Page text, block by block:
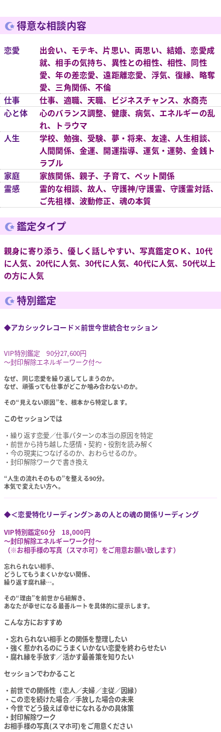
得意な相談内容
恋愛
出会い、モテキ、片思い、両思い、結婚、恋愛成
就、相手の気持ち、異性との相性、相性、同性
愛、年の差恋愛、遠距離恋愛、浮気、復縁、略奪
愛、三角関係、不倫
仕事
仕事、適職、天職、ビジネスチャンス、水商売
心と体
心のバランス調整、健康、病気、エネルギーの乱
れ、トラウマ
人生
学校、勉強、受験、夢・将来、友達、人生相談、
人間関係、金運、開運指導、運気・運勢、金銭ト
ラブル
家庭
家族関係、親子、子育て、ペット関係
霊感
霊的な相談、故人、守護神/守護霊、守護霊対話、
ご先祖様、波動修正、魂の本質
鑑定タイプ
親身に寄り添う、優しく話しやすい、写真鑑定ＯＫ、10代
に人気、20代に人気、30代に人気、40代に人気、50代以上
の方に人気
特別鑑定
◆アカシックレコード×前世今世統合セッション
VIP特別鑑定 90分27,600円
～封印解除エネルギーワーク付～
なぜ、同じ恋愛を繰り返してしまうのか。
なぜ、頑張っても仕事がどこか噛み合わないのか。
その“見えない原因”を、根本から特定します。
このセッションでは
・繰り返す恋愛／仕事パターンの本当の原因を特定
・前世から持ち越した感情・契約・役割を読み解く
・今の現実につなげるのか、おわらせるのか。
・封印解除ワークで書き換え
“人生の流れそのもの”を整える90分。
本気で変えたい方へ。
◆＜恋愛特化リーディング＞あの人との魂の関係リーディング
VIP特別鑑定60分 18,000円
～封印解除エネルギーワーク付～
（※お相手様の写真（スマホ可）をご用意お願い致します）
忘れられない相手、
どうしてもうまくいかない関係、
繰り返す腐れ縁…。
その“理由”を前世から紐解き、
あなたが幸せになる最善ルートを具体的に提示します。
こんな方におすすめ
・忘れられない相手との関係を整理したい
・強く惹かれるのにうまくいかない恋愛を終わらせたい
・腐れ縁を手放す／活かす最善策を知りたい
セッションでわかること
・前世での関係性（恋人／夫婦／主従／因縁）
・この恋を続けた場合／手放した場合の未来
・今世でどう扱えば幸せになれるかの具体策
・封印解除ワーク
お相手様の写真(スマホ可)をご用意ください